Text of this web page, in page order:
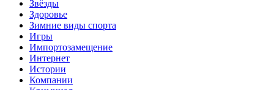
Звёзды
Здоровье
Зимние виды спорта
Игры
Импортозамещение
Интернет
Истории
Компании